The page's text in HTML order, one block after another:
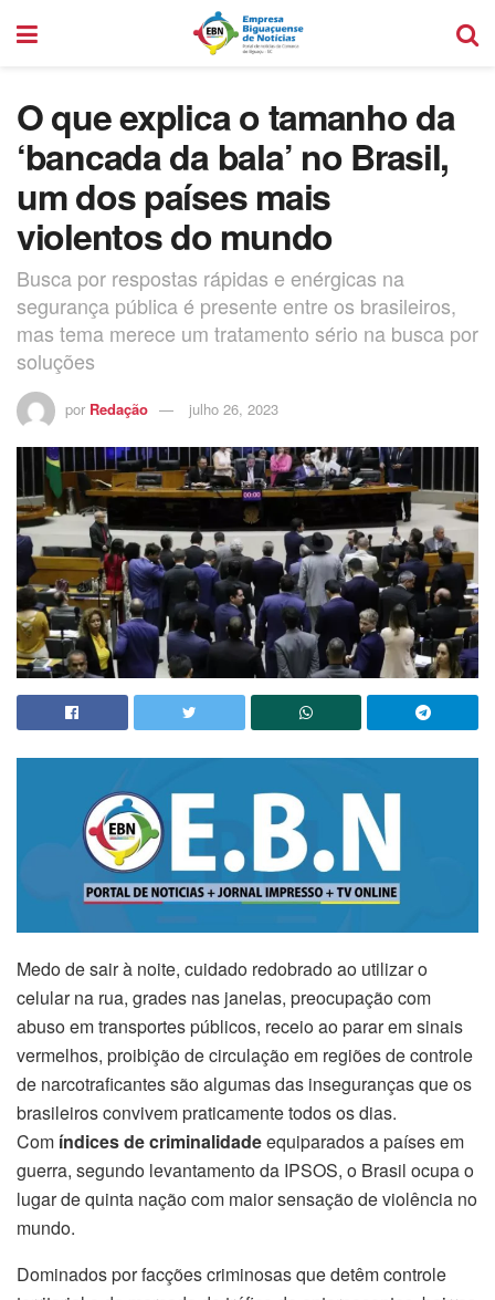
O que explica o tamanho da
‘bancada da bala’ no Brasil,
um dos países mais
violentos do mundo
Busca por respostas rápidas e enérgicas na
segurança pública é presente entre os brasileiros,
mas tema merece um tratamento sério na busca por
soluções
por Redação julho 26, 2023
Medo de sair à noite, cuidado redobrado ao utilizar o
celular na rua, grades nas janelas, preocupação com
abuso em transportes públicos, receio ao parar em sinais
vermelhos, proibição de circulação em regiões de controle
de narcotraficantes são algumas das inseguranças que os
brasileiros convivem praticamente todos os dias.
Com índices de criminalidadeequiparados a países em
guerra, segundo levantamento da IPSOS, o Brasil ocupa o
lugar de quinta nação com maior sensação de violência no
mundo.
Dominados por facções criminosas que detêm controle